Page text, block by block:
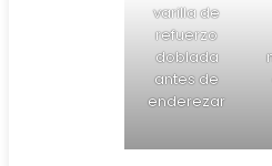
varilla de
refuerzo
doblada
antes de
enderezar